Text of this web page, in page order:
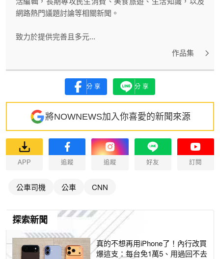
網路熱門議題討論等相關新聞。
致力於提供完善且多元...
作品集
分享 分享
將NOWNEWS加入你喜愛的新聞來源
APP 追蹤 追蹤 好友 訂閱
公車司機 公車 CNN
探索新聞
真的不想再用iPhone了！內行改買
爆這支：每台免1萬5、用過回不去